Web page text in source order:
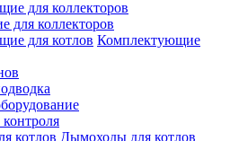
для коллекторов
Комплектующие
Дымоходы для котлов